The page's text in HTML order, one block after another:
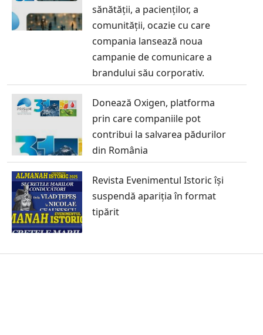
sănătății, a pacienților, a
comunității, ocazie cu care
compania lansează noua
campanie de comunicare a
brandului său corporativ.
Donează Oxigen, platforma
prin care companiile pot
contribui la salvarea pădurilor
din România
Revista Evenimentul Istoric își
suspendă apariția în format
tipărit